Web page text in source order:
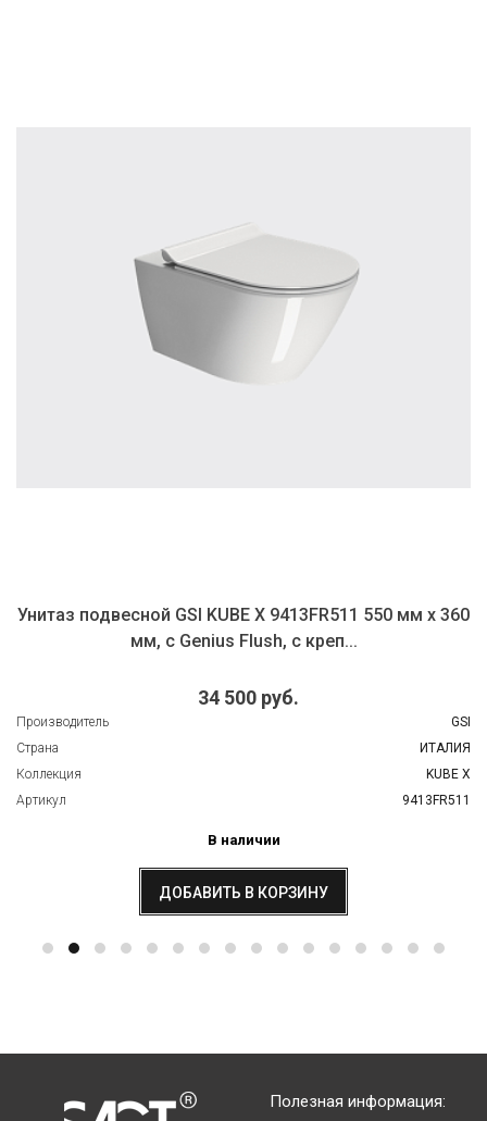
Унитаз подвесной GSI KUBE X 9413FR511 550 мм х 360
мм, c Genius Flush, с креп...
34 500 руб.
Производитель
GSI
Страна
ИТАЛИЯ
Коллекция
KUBE X
Артикул
9413FR511
В наличии
ДОБАВИТЬ В КОРЗИНУ
Полезная информация: